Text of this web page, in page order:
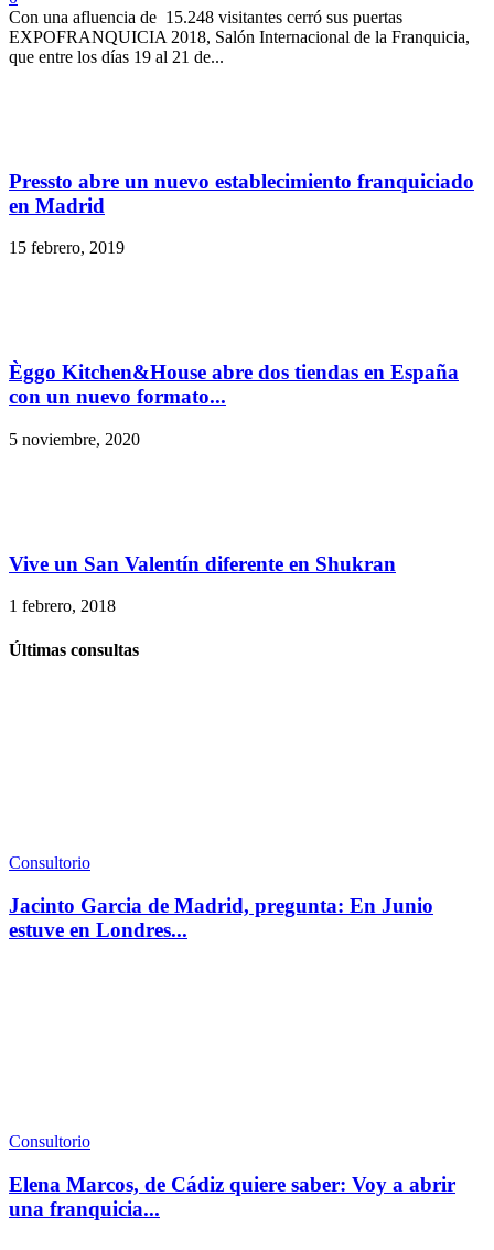
Con una afluencia de 15.248 visitantes cerró sus puertas
EXPOFRANQUICIA 2018, Salón Internacional de la Franquicia,
que entre los días 19 al 21 de...
Pressto abre un nuevo establecimiento franquiciado
en Madrid
15 febrero, 2019
Èggo Kitchen&House abre dos tiendas en España
con un nuevo formato...
5 noviembre, 2020
Vive un San Valentín diferente en Shukran
1 febrero, 2018
Últimas consultas
Consultorio
Jacinto Garcia de Madrid, pregunta: En Junio
estuve en Londres...
Consultorio
Elena Marcos, de Cádiz quiere saber: Voy a abrir
una franquicia...